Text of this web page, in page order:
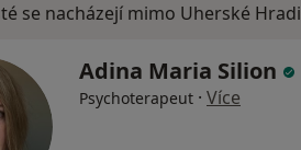
se nacházejí mimo Uherské
Adina Maria Silion
Psychoterapeut · Více